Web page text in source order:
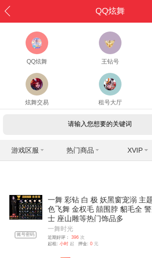
QQ炫舞
QQ炫舞 王钻号
炫舞交易 租号大厅
游戏区服 热门商品 XVIP
账号密码
一舞 彩钻 白 极 妖黑窗宠溺 主
色飞舞 金权毛 囍围脖 貂毛全
士 座山雕等热门饰品多
一舞时光
近期好评：
396 次
起租: 小时 起 押金: 0 元